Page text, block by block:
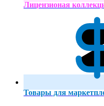
Лицензионая
Товары для